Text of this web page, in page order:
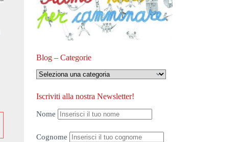
Blog – Categorie
Blog
–
Iscriviti alla nostra Newsletter!
Nome
Cognome